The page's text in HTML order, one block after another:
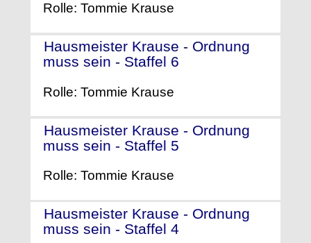
Rolle: Tommie Krause
Hausmeister Krause - Ordnung
muss sein - Staffel 6
Rolle: Tommie Krause
Hausmeister Krause - Ordnung
muss sein - Staffel 5
Rolle: Tommie Krause
Hausmeister Krause - Ordnung
muss sein - Staffel 4